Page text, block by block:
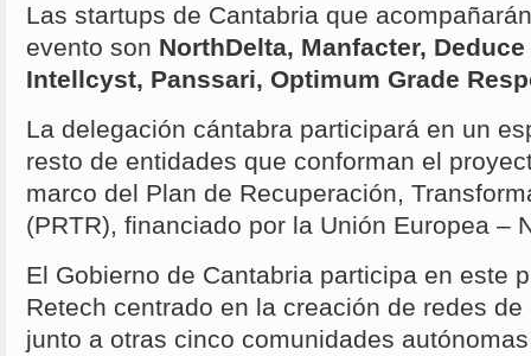
Las startups de Cantabria que
evento son NorthDelta, Manfacter,
Intellcyst, Panssari, Optimum Grade
La delegación cántabra participará en un
resto de entidades que conforman el
marco del Plan de Recuperación,
(PRTR), financiado por la Unión Europea –
El Gobierno de Cantabria participa en este
Retech centrado en la creación de redes
junto a otras cinco comunidades